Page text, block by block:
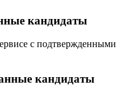
кандидаты
с подтвержденными
кандидаты